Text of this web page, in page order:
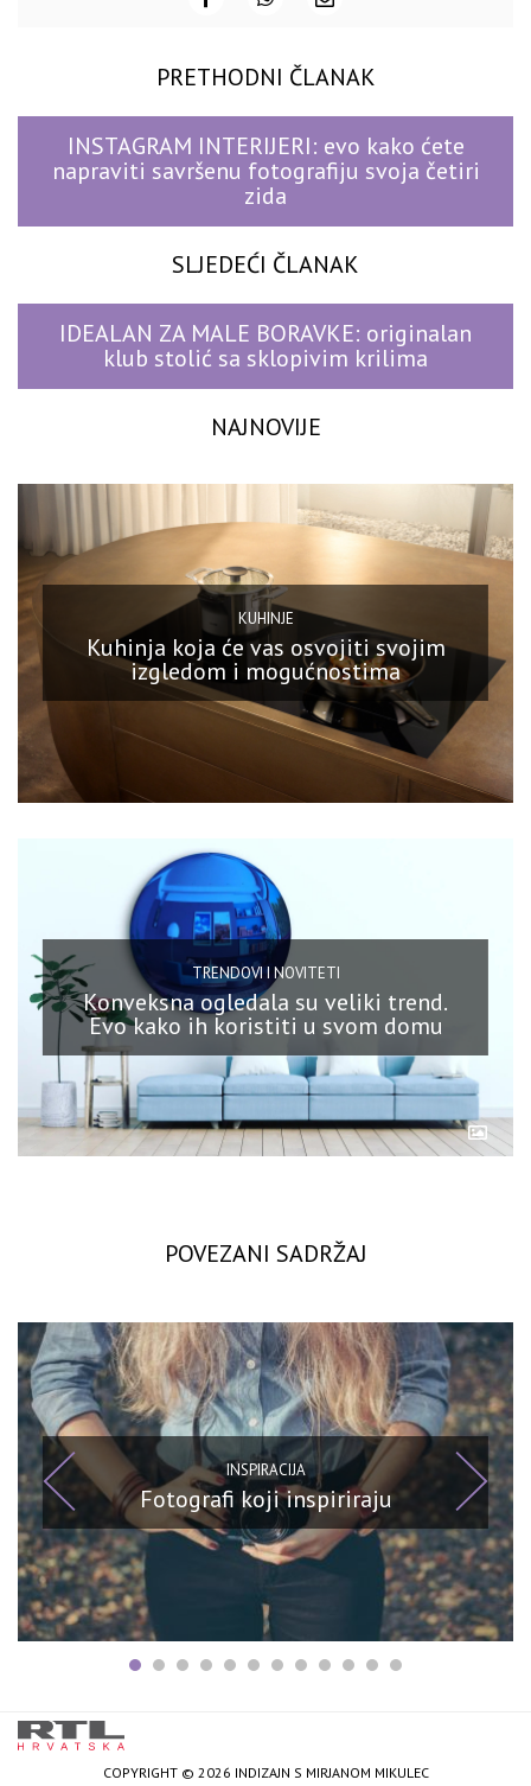
PRETHODNI ČLANAK
INSTAGRAM INTERIJERI: evo kako ćete
napraviti savršenu fotografiju svoja četiri
zida
SLJEDEĆI ČLANAK
IDEALAN ZA MALE BORAVKE: originalan
klub stolić sa sklopivim krilima
NAJNOVIJE
KUHINJE
Kuhinja koja će vas osvojiti svojim
izgledom i mogućnostima
TRENDOVI I NOVITETI
Konveksna ogledala su veliki trend.
Evo kako ih koristiti u svom domu
POVEZANI SADRŽAJ
INSPIRACIJA
Fotografi koji inspiriraju
COPYRIGHT © 2026 INDIZAJN S MIRJANOM MIKULEC